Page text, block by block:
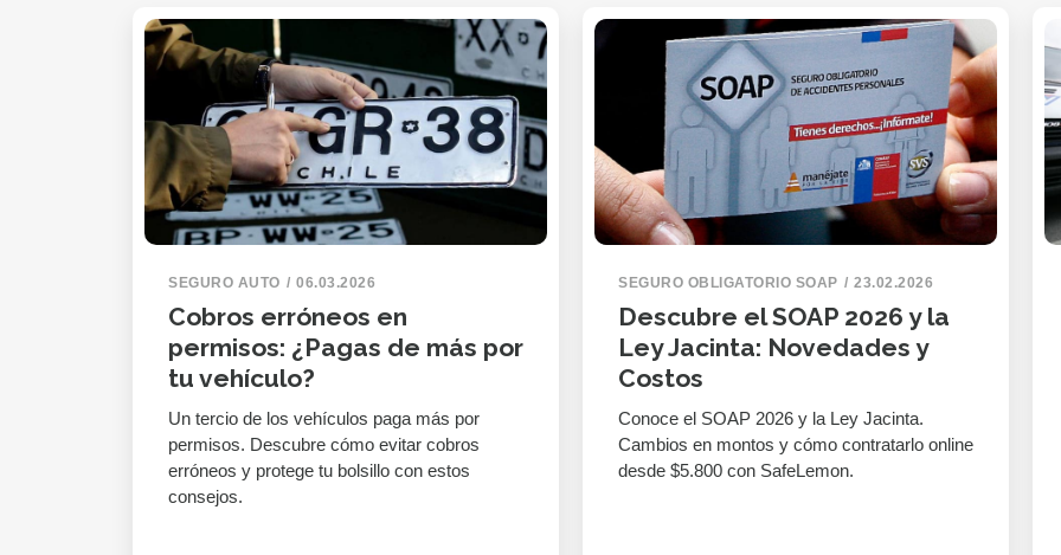
SEGURO AUTO 06.03.2026
Cobros erróneos en
permisos: ¿Pagas de más por
tu vehículo?
Un tercio de los vehículos paga más por
permisos. Descubre cómo evitar cobros
erróneos y protege tu bolsillo con estos
consejos.
SEGURO OBLIGATORIO SOAP 23.02.2026
Descubre el SOAP 2026 y la
Ley Jacinta: Novedades y
Costos
Conoce el SOAP 2026 y la Ley Jacinta.
Cambios en montos y cómo contratarlo online
desde $5.800 con SafeLemon.